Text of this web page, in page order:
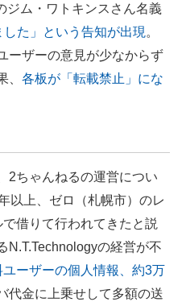
ジム・ワトキンスさん名義
した」という告知が出現 。
ーザーの意見が少なからず
、 各板が「転載禁止」にな
ちゃんねるの運営につい
以上、ゼロ（札幌市）のレ
借りて行われてきたと説
N.T.Technologyの経営が不
ーザーの個人情報、約3万
代金に上乗せして多額の送